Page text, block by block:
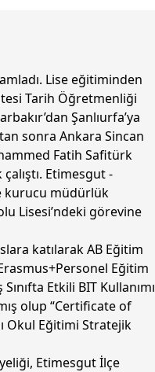
Lise eğitiminden
Tarih Öğretmenliği
Şanlıurfa’ya
sonra Ankara Sincan
Fatih Safitürk
Etimesgut -
kurucu müdürlük
Lisesi’ndeki görevine
katılarak AB Eğitim
Eğitim
Etkili BIT Kullanımı
olup “Certificate of
Okul Eğitimi Stratejik
Etimesgut İlçe